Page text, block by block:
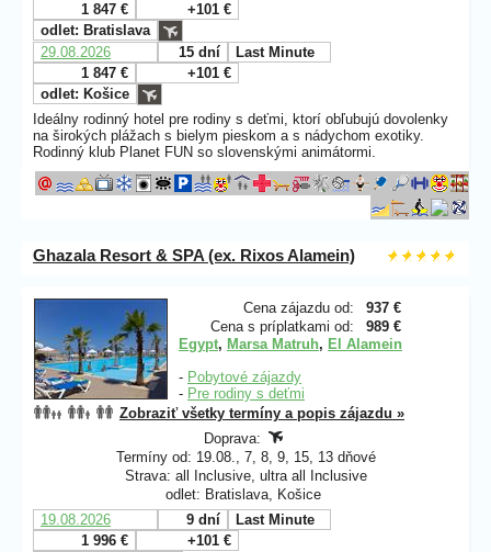
1 847 €
+101 €
odlet: Bratislava
29.08.2026
15 dní
Last Minute
1 847 €
+101 €
odlet: Košice
Ideálny rodinný hotel pre rodiny s deťmi, ktorí obľubujú dovolenky
na širokých plážach s bielym pieskom a s nádychom exotiky.
Rodinný klub Planet FUN so slovenskými animátormi.
Ghazala Resort & SPA (ex. Rixos Alamein)
Cena zájazdu od:
937 €
Cena s príplatkami od:
989 €
Egypt, Marsa Matruh, El Alamein
- Pobytové zájazdy
- Pre rodiny s deťmi
Zobraziť všetky termíny a popis zájazdu »
Doprava:
Termíny od: 19.08., 7, 8, 9, 15, 13 dňové
Strava: all Inclusive, ultra all Inclusive
odlet: Bratislava, Košice
19.08.2026
9 dní
Last Minute
1 996 €
+101 €